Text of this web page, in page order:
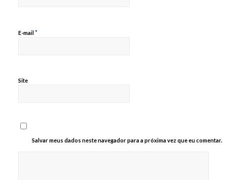
E-mail *
Site
Salvar meus dados neste navegador para a próxima vez que eu comentar.